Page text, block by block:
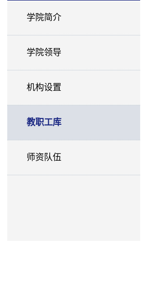
学院简介
学院领导
机构设置
教职工库
师资队伍